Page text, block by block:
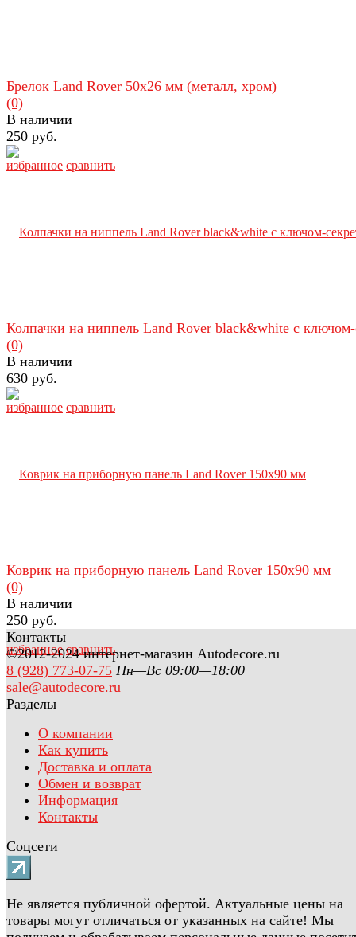
избранное сравнить
Брелок Land Rover 50х26 мм (металл, хром)
(0)
В наличии
250 руб.
избранное сравнить
Колпачки на ниппель Land Rover black&white с
(0)
В наличии
630 руб.
избранное сравнить
Коврик на приборную панель Land Rover 150х90 мм
(0)
В наличии
250 руб.
Контакты
©2012-2024 интернет-магазин Autodecore.ru
8 (928) 773-07-75 Пн—Вс 09:00—18:00
sale@autodecore.ru
Разделы
О компании
Как купить
Доставка и оплата
Обмен и возврат
Информация
Контакты
Соцсети
Не является публичной офертой. Актуальные цены на
товары могут отличаться от указанных на сайте! Мы